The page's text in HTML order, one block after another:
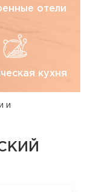
отели
кухня
и